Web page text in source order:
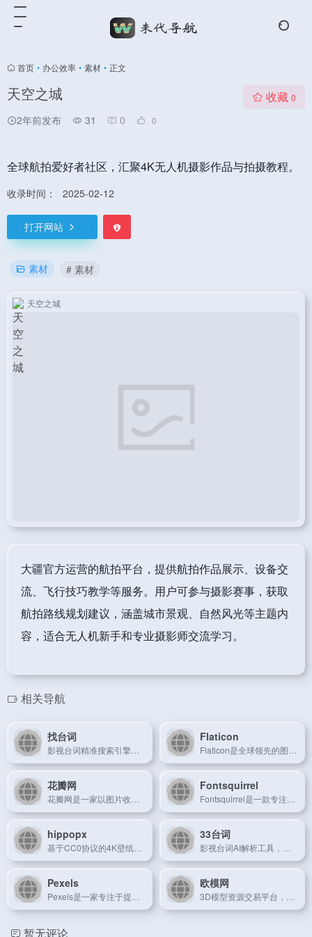
首页 • 办公效率 • 素材 • 正文
天空之城
2年前发布 31 0 0
收藏 0
全球航拍爱好者社区，汇聚4K无人机摄影作品与拍摄教程。
收录时间： 2025-02-12
打开网站
素材 # 素材
天空之城
大疆官方运营的航拍平台，提供航拍作品展示、设备交
流、飞行技巧教学等服务。用户可参与摄影赛事，获取
航拍路线规划建议，涵盖城市景观、自然风光等主题内
容，适合无人机新手和专业摄影师交流学习。
相关导航
找台词 Flaticon
花瓣网 Fontsquirrel
hippopx 33台词
Pexels 欧模网
暂无评论